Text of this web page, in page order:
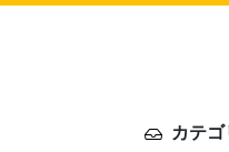
カテ